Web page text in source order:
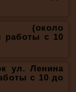
5. (около
работы с 10
ул. Ленина
с 10 до